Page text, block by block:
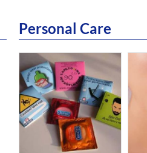
Personal Care